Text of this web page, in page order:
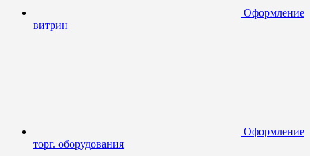
Оформление
витрин
Оформление
торг. оборудования